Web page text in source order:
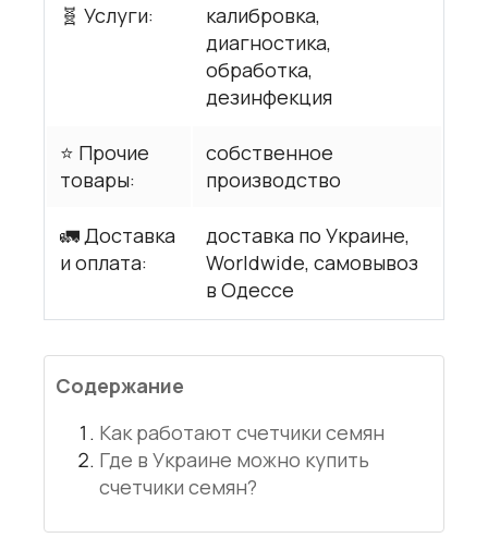
🧬 Услуги:
калибровка,
диагностика,
обработка,
дезинфекция
⭐ Прочие
товары:
собственное
производство
🚛 Доставка
и оплата:
доставка по Украине,
Worldwide, самовывоз
в Одессе
Содержание
Как работают счетчики семян
Где в Украине можно купить
счетчики семян?